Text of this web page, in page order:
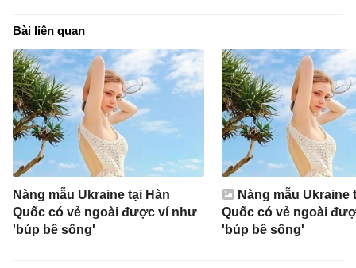
Bài liên quan
Nàng mẫu Ukraine tại Hàn
Quốc có vẻ ngoài được ví như
'búp bê sống'
Nàng mẫu Ukraine
Quốc có vẻ ngoài
'búp bê sống'